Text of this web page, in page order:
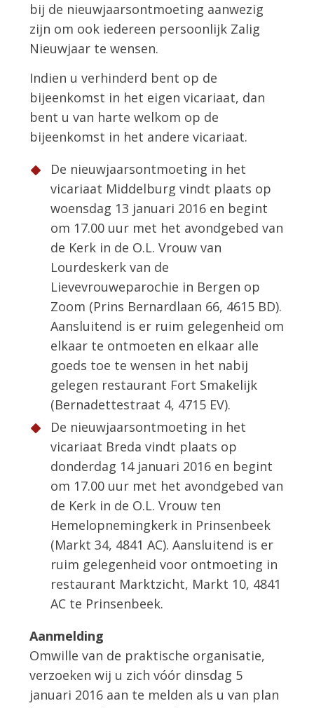
bij de nieuwjaarsontmoeting aanwezig
zijn om ook iedereen persoonlijk Zalig
Nieuwjaar te wensen.
Indien u verhinderd bent op de
bijeenkomst in het eigen vicariaat, dan
bent u van harte welkom op de
bijeenkomst in het andere vicariaat.
De nieuwjaarsontmoeting in het
vicariaat Middelburg vindt plaats op
woensdag 13 januari 2016 en begint
om 17.00 uur met het avondgebed van
de Kerk in de O.L. Vrouw van
Lourdeskerk van de
Lievevrouweparochie in Bergen op
Zoom (Prins Bernardlaan 66, 4615 BD).
Aansluitend is er ruim gelegenheid om
elkaar te ontmoeten en elkaar alle
goeds toe te wensen in het nabij
gelegen restaurant Fort Smakelijk
(Bernadettestraat 4, 4715 EV).
De nieuwjaarsontmoeting in het
vicariaat Breda vindt plaats op
donderdag 14 januari 2016 en begint
om 17.00 uur met het avondgebed van
de Kerk in de O.L. Vrouw ten
Hemelopnemingkerk in Prinsenbeek
(Markt 34, 4841 AC). Aansluitend is er
ruim gelegenheid voor ontmoeting in
restaurant Marktzicht, Markt 10, 4841
AC te Prinsenbeek.
Aanmelding
Omwille van de praktische organisatie,
verzoeken wij u zich vóór dinsdag 5
januari 2016 aan te melden als u van plan